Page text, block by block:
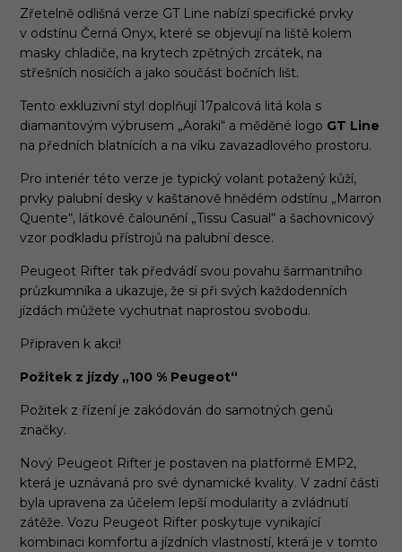
Zřetelně odlišná verze GT Line nabízí specifické prvky
v odstínu Černá Onyx, které se objevují na liště kolem
masky chladiče, na krytech zpětných zrcátek, na
střešních nosičích a jako součást bočních lišt.
Tento exkluzivní styl doplňují 17palcová litá kola s
diamantovým výbrusem „Aoraki“ a měděné logo GT Line
na předních blatnících a na víku zavazadlového prostoru.
Pro interiér této verze je typický volant potažený kůží,
prvky palubní desky v kaštanově hnědém odstínu „Marron
Quente“, látkové čalounění „Tissu Casual“ a šachovnicový
vzor podkladu přístrojů na palubní desce.
Peugeot Rifter tak předvádí svou povahu šarmantního
průzkumníka a ukazuje, že si při svých každodenních
jízdách můžete vychutnat naprostou svobodu.
Připraven k akci!
Požitek z jízdy „100 % Peugeot“
Požitek z řízení je zakódován do samotných genů
značky.
Nový Peugeot Rifter je postaven na platformě EMP2,
která je uznávaná pro své dynamické kvality. V zadní části
byla upravena za účelem lepší modularity a zvládnutí
zátěže. Vozu Peugeot Rifter poskytuje vynikající
kombinaci komfortu a jízdních vlastností, která je v tomto